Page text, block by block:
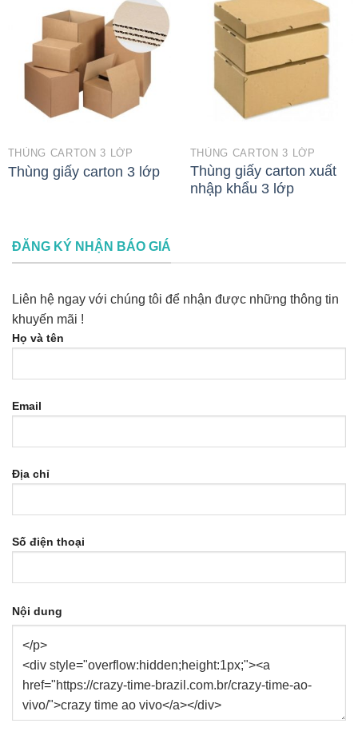
THÙNG CARTON 3 LỚP
Thùng giấy carton 3 lớp
THÙNG CARTON 3 LỚP
Thùng giấy carton xuất
nhập khẩu 3 lớp
ĐĂNG KÝ NHẬN BÁO GIÁ
Liên hệ ngay với chúng tôi để nhận được những thông tin
khuyến mãi !
Họ và tên
Email
Địa chỉ
Số điện thoại
Nội dung